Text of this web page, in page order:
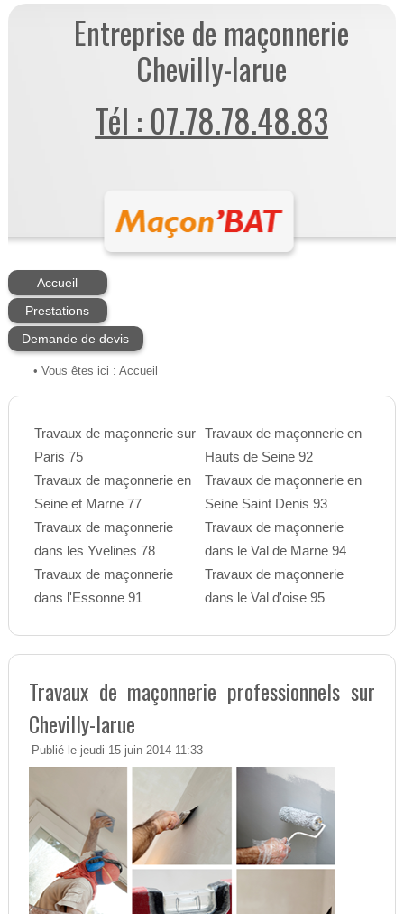
Entreprise de maçonnerie
Chevilly-larue
Tél : 07.78.78.48.83
Accueil
Prestations
Demande de devis
• Vous êtes ici : Accueil
Travaux de maçonnerie sur
Paris 75
Travaux de maçonnerie en
Seine et Marne 77
Travaux de maçonnerie
dans les Yvelines 78
Travaux de maçonnerie
dans l'Essonne 91
Travaux de maçonnerie en
Hauts de Seine 92
Travaux de maçonnerie en
Seine Saint Denis 93
Travaux de maçonnerie
dans le Val de Marne 94
Travaux de maçonnerie
dans le Val d'oise 95
Travaux de maçonnerie professionnels sur
Chevilly-larue
Publié le jeudi 15 juin 2014 11:33